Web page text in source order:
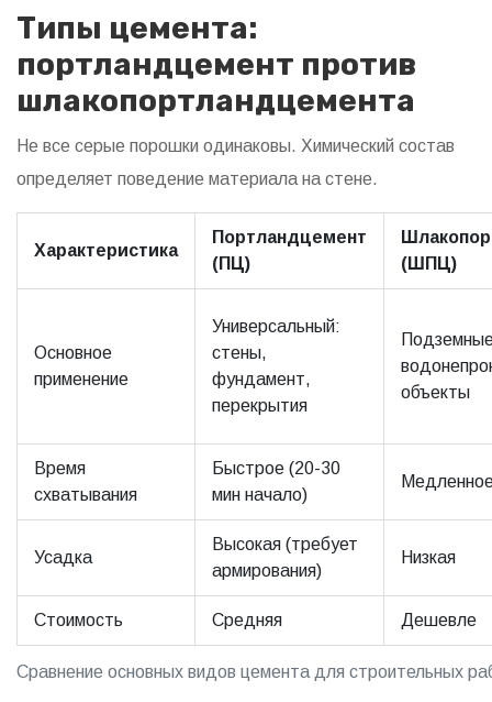
Типы цемента:
портландцемент против
шлакопортландцемента
Не все серые порошки одинаковы. Химический состав
определяет поведение материала на стене.
Сравнение основных видов цемента для строительных
Характеристика
Портландцемент
(ПЦ)
(ШПЦ)
Основное
применение
Универсальный:
стены,
фундамент,
перекрытия
объекты
Время
схватывания
Быстрое (20-30
мин начало)
Усадка
Высокая (требует
армирования)
Низкая
Стоимость Средняя Дешевле